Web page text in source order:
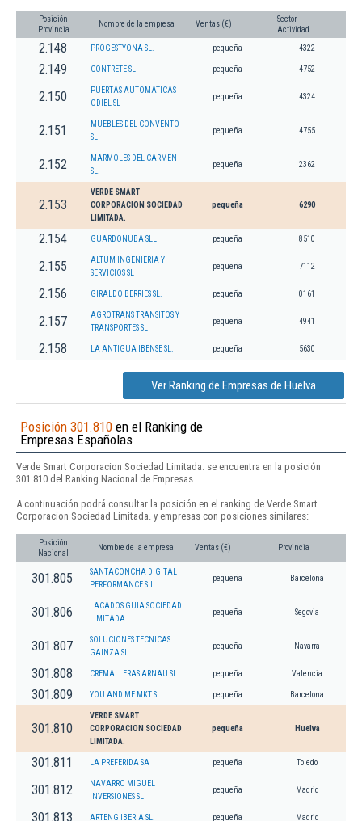
Posición
Provincia
Nombre de la empresa Ventas (€)
Sector
Actividad
2.148 PROGESTYONA SL. pequeña 4322
2.149 CONTRETE SL pequeña 4752
2.150
PUERTAS AUTOMATICAS
ODIEL SL
pequeña 4324
2.151
MUEBLES DEL CONVENTO
SL
pequeña 4755
2.152
MARMOLES DEL CARMEN
SL.
pequeña 2362
2.153
VERDE SMART
CORPORACION SOCIEDAD
LIMITADA.
pequeña 6290
2.154 GUARDONUBA SLL pequeña 8510
2.155
ALTUM INGENIERIA Y
SERVICIOS SL
pequeña 7112
2.156 GIRALDO BERRIES SL. pequeña 0161
2.157
AGROTRANS TRANSITOS Y
TRANSPORTES SL
pequeña 4941
2.158 LA ANTIGUA IBENSE SL. pequeña 5630
Ver Ranking de Empresas de Huelva
Posición 301.810 en el Ranking de
Empresas Españolas
Verde Smart Corporacion Sociedad Limitada. se encuentra en la posición
301.810 del Ranking Nacional de Empresas.
A continuación podrá consultar la posición en el ranking de Verde Smart
Corporacion Sociedad Limitada. y empresas con posiciones similares:
Posición
Nacional
Nombre de la empresa Ventas (€) Provincia
301.805
SANTACONCHA DIGITAL
PERFORMANCE S.L.
pequeña Barcelona
301.806
LACADOS GUIA SOCIEDAD
LIMITADA.
pequeña Segovia
301.807
SOLUCIONES TECNICAS
GAINZA SL.
pequeña Navarra
301.808 CREMALLERAS ARNAU SL pequeña Valencia
301.809 YOU AND ME MKT SL pequeña Barcelona
301.810
VERDE SMART
CORPORACION SOCIEDAD
LIMITADA.
pequeña Huelva
301.811 LA PREFERIDA SA pequeña Toledo
301.812
NAVARRO MIGUEL
INVERSIONES SL
pequeña Madrid
301.813 ARTENG IBERIA SL. pequeña Madrid